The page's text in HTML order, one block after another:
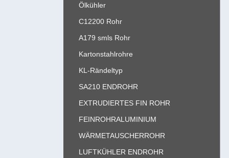
Ölkühler
C12200 Rohr
A179 smls Rohr
Kartonstahlrohre
KL-Rändeltyp
SA210 ENDROHR
EXTRUDIERTES FIN ROHR
FEINROHRALUMINIUM
WÄRMETAUSCHERROHR
LUFTKÜHLER ENDROHR